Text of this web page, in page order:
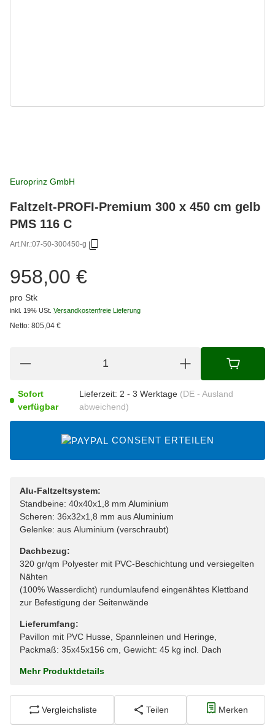
Europrinz GmbH
Faltzelt-PROFI-Premium 300 x 450 cm gelb
PMS 116 C
Art.Nr.:07-50-300450-g
958,00 €
pro Stk
inkl. 19% USt. Versandkostenfreie Lieferung
Netto: 805,04 €
Sofort
verfügbar
Lieferzeit: 2 - 3 Werktage (DE - Ausland
abweichend)
CONSENT ERTEILEN
Alu-Faltzeltsystem:
Standbeine: 40x40x1,8 mm Aluminium
Scheren: 36x32x1,8 mm aus Aluminium
Gelenke: aus Aluminium (verschraubt)
Dachbezug:
320 gr/qm Polyester mit PVC-Beschichtung und versiegelten
Nähten
(100% Wasserdicht) rundumlaufend eingenähtes Klettband
zur Befestigung der Seitenwände
Lieferumfang:
Pavillon mit PVC Husse, Spannleinen und Heringe,
Packmaß: 35x45x156 cm, Gewicht: 45 kg incl. Dach
Mehr Produktdetails
Vergleichsliste Teilen Merken